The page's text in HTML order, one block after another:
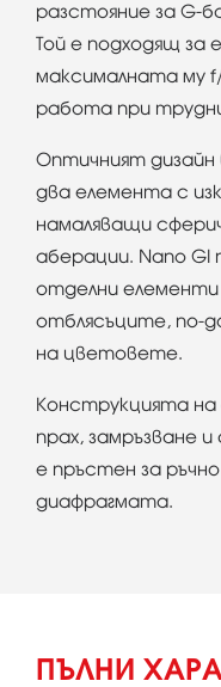
разстояние за G-
Той е подходящ за
максималната му
работа при
Оптичният дизайн
два елемента с
намаляващи
аберации. Nano GI
отделни
отблясъците, по-
на цветовете.
Конструкцията
прах, замръзване
е пръстен за
диафрагмата.
ПЪЛНИ